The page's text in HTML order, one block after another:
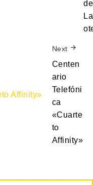
de
Next
Centen
ario
Telefóni
ca
«Cuarte
to
Affinity»